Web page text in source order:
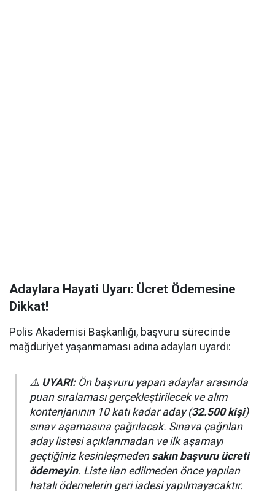
Adaylara Hayati Uyarı: Ücret Ödemesine
Dikkat!
Polis Akademisi Başkanlığı, başvuru sürecinde
mağduriyet yaşanmaması adına adayları uyardı:
⚠️ UYARI:Ön başvuru yapan adaylar arasında
puan sıralaması gerçekleştirilecek ve alım
kontenjanının 10 katı kadar aday (32.500 kişi)
sınav aşamasına çağrılacak. Sınava çağrılan
aday listesi açıklanmadan ve ilk aşamayı
geçtiğiniz kesinleşmeden sakın başvuru ücreti
ödemeyin. Liste ilan edilmeden önce yapılan
hatalı ödemelerin geri iadesi yapılmayacaktır.